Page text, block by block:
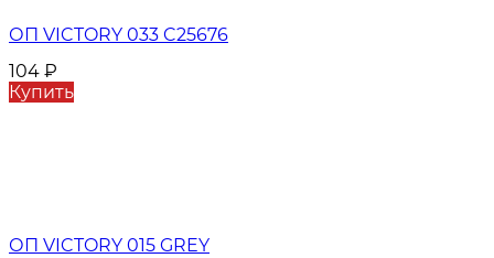
ОП VICTORY 033 C25676
104 ₽
Купить
ОП VICTORY 015 GREY